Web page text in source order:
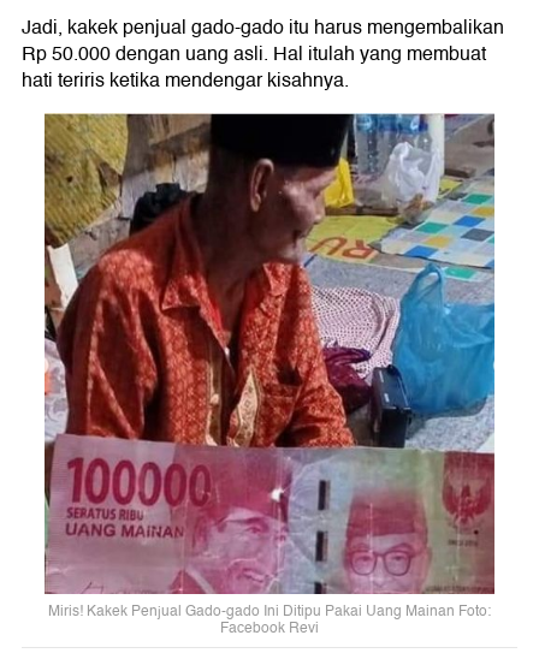
Jadi, kakek penjual gado-gado itu harus mengembalikan
Rp 50.000 dengan uang asli. Hal itulah yang membuat
hati teriris ketika mendengar kisahnya.
Miris! Kakek Penjual Gado-gado Ini Ditipu Pakai Uang Mainan Foto:
Facebook Revi